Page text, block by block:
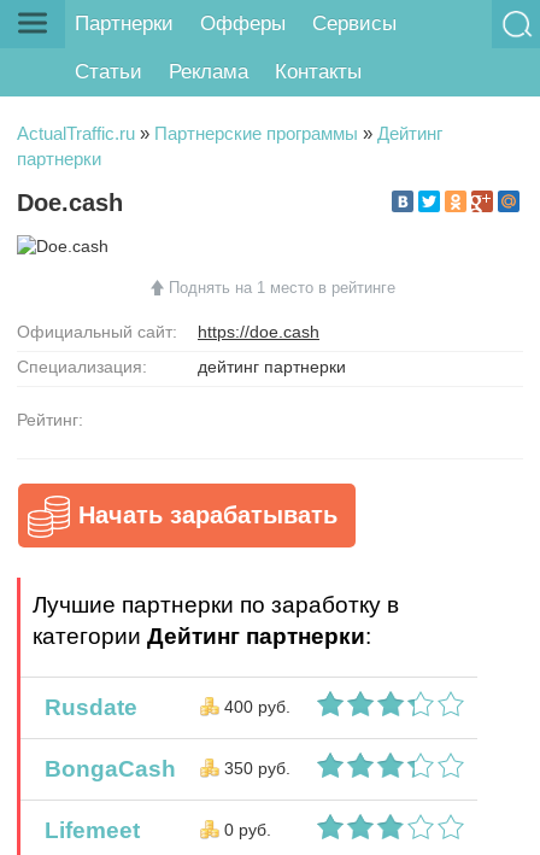
Партнерки Офферы Сервисы
Статьи Реклама Контакты
ActualTraffic.ru » Партнерские программы » Дейтинг
партнерки
Doe.cash
Поднять на 1 место в рейтинге
Официальный сайт:
https://doe.cash
Специализация:
дейтинг партнерки
Рейтинг:
Начать зарабатывать
Лучшие партнерки по заработку в
категории Дейтинг партнерки:
Rusdate 400 руб.
BongaCash 350 руб.
Lifemeet 0 руб.